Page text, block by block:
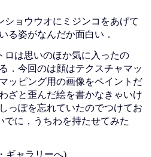
ショウウオにミジンコをあげて
る姿がなんだか面白い．
ロは思いのほか気に入ったの
．今回のは顔はテクスチャマッ
ッピング用の画像をペイントだ
ざと歪んだ絵を書かなきゃいけ
っぽを忘れていたのでつけてお
でに，うちわを持たせてみた
ギャラリーへ)